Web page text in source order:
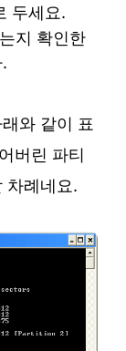
두세요.
지 확인한
와 같이 표
버린 파티
차례네요.